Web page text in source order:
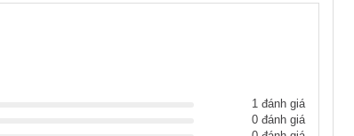
1 đánh giá
0 đánh giá